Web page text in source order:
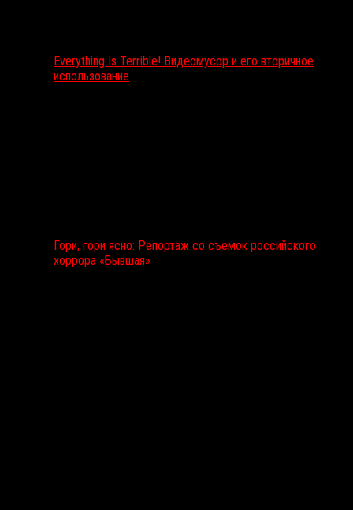
Everything Is Terrible! Видеомусор и его вторичное
использование
Гори, гори ясно: Репортаж со съемок российского
хоррора «Бывшая»